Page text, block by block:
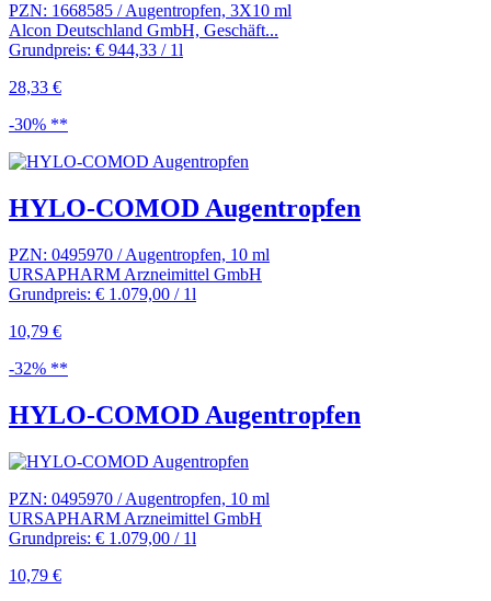
PZN: 1668585 / Augentropfen, 3X10 ml
Alcon Deutschland GmbH, Geschäft...
Grundpreis: € 944,33 / 1l
28,33 €
-30% **
HYLO-COMOD Augentropfen
PZN: 0495970 / Augentropfen, 10 ml
URSAPHARM Arzneimittel GmbH
Grundpreis: € 1.079,00 / 1l
10,79 €
-32% **
HYLO-COMOD Augentropfen
PZN: 0495970 / Augentropfen, 10 ml
URSAPHARM Arzneimittel GmbH
Grundpreis: € 1.079,00 / 1l
10,79 €